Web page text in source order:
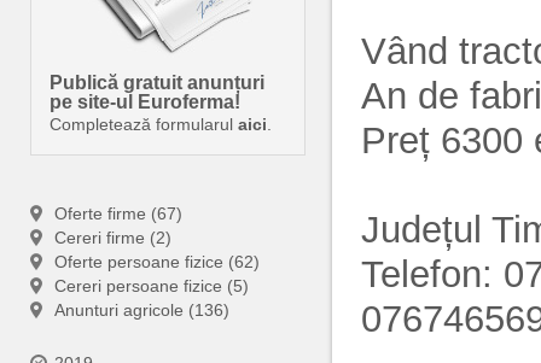
Publică gratuit anunțuri
pe site-ul Euroferma!
Completează formularul aici
Oferte firme (67)
Cereri firme (2)
Oferte persoane fizice (62)
Cereri persoane fizice (5)
Anunturi agricole (136)
Vând
An de
Preț 6300
Județul
Telefon: